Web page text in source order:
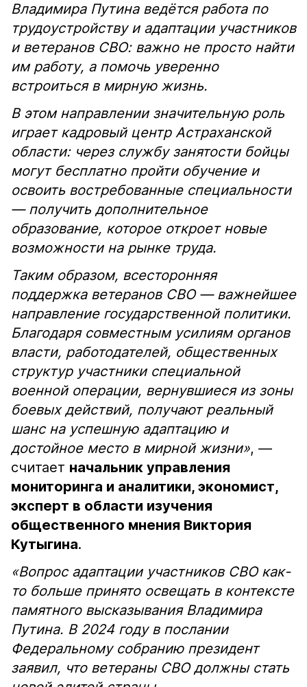
Владимира Путина ведётся работа по
трудоустройству и адаптации участников
и ветеранов СВО: важно не просто найти
им работу, а помочь уверенно
встроиться в мирную жизнь.
В этом направлении значительную роль
играет кадровый центр Астраханской
области: через службу занятости бойцы
могут бесплатно пройти обучение и
освоить востребованные специальности
— получить дополнительное
образование, которое откроет новые
возможности на рынке труда.
Таким образом, всесторонняя
поддержка ветеранов СВО — важнейшее
направление государственной политики.
Благодаря совместным усилиям органов
власти, работодателей, общественных
структур участники специальной
военной операции, вернувшиеся из зоны
боевых действий, получают реальный
шанс на успешную адаптацию и
достойное место в мирной жизни», —
считает начальник управления
мониторинга и аналитики, экономист,
эксперт в области изучения
общественного мнения Виктория
Кутыгина.
«Вопрос адаптации участников СВО как-
то больше принято освещать в контексте
памятного высказывания Владимира
Путина. В 2024 году в послании
Федеральному собранию президент
заявил, что ветераны СВО должны стать